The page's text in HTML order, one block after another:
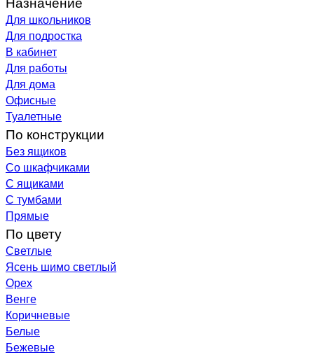
Для школьников
Для подростка
В кабинет
Для работы
Для дома
Офисные
Туалетные
По конструкции
Без ящиков
Со шкафчиками
С ящиками
С тумбами
Прямые
По цвету
Светлые
Ясень шимо светлый
Орех
Венге
Коричневые
Белые
Бежевые